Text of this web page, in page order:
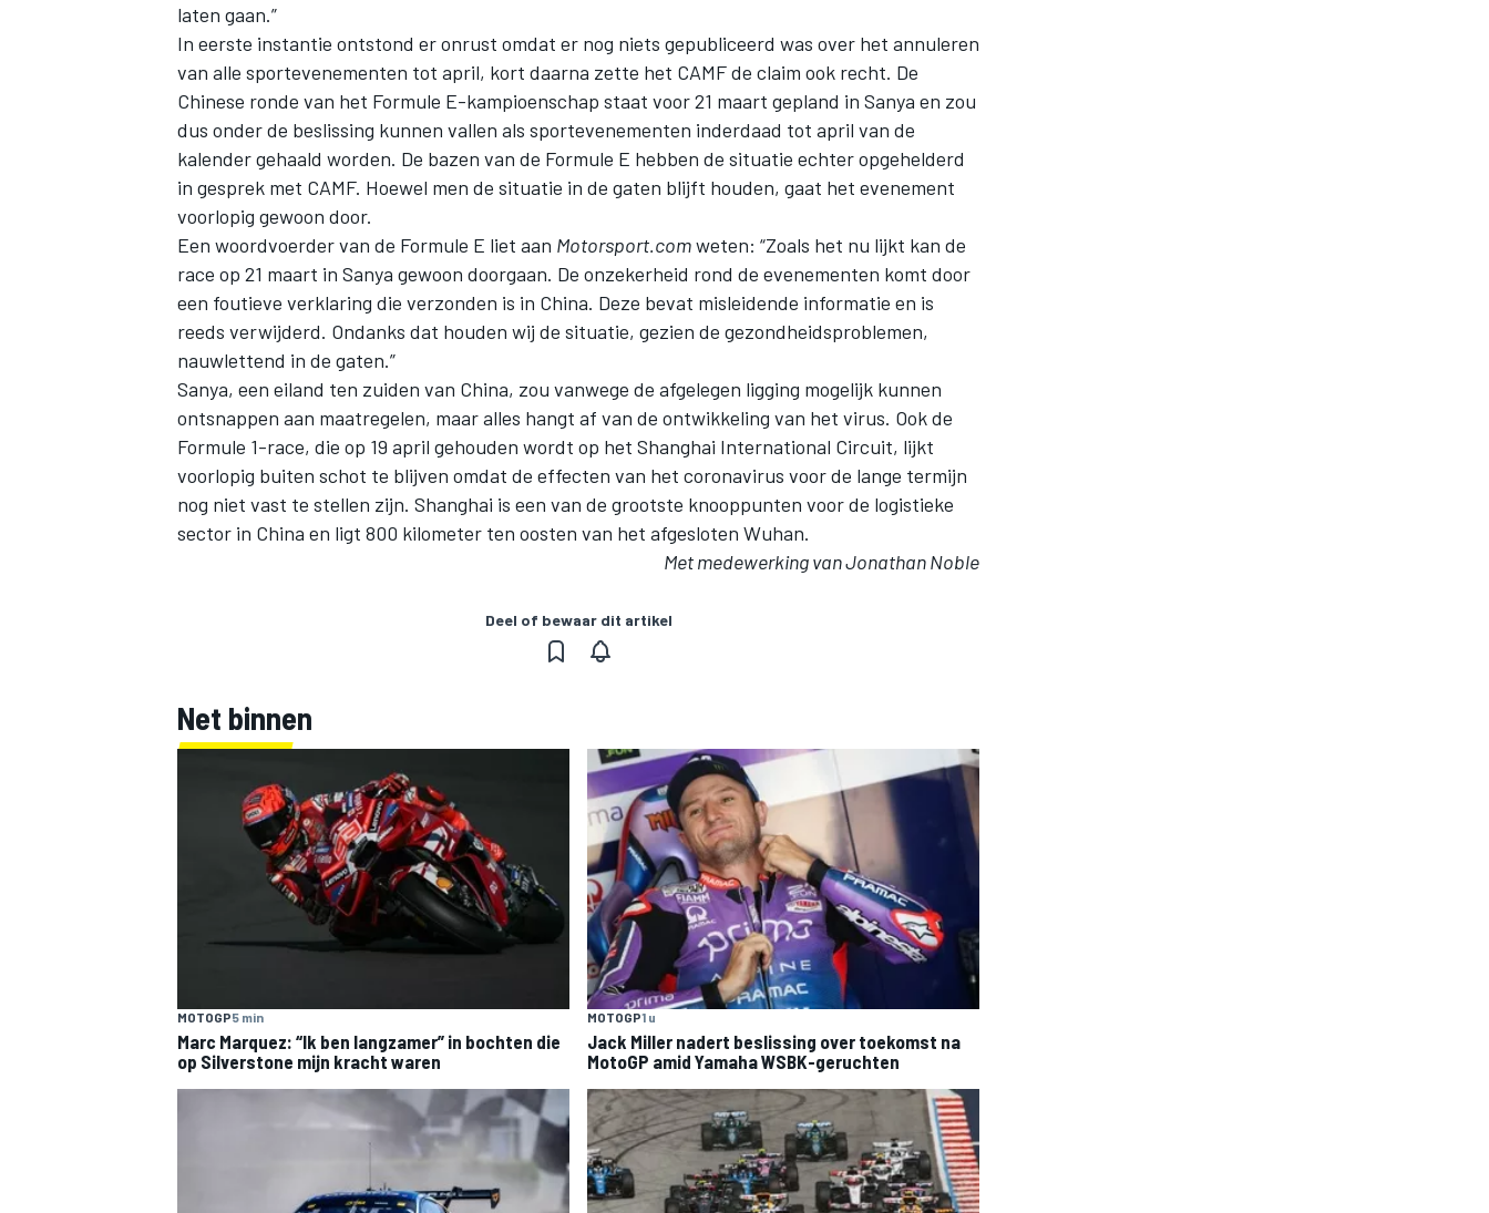
laten gaan.”
In eerste instantie ontstond er onrust omdat er nog niets gepubliceerd was over het annuleren
van alle sportevenementen tot april, kort daarna zette het CAMF de claim ook recht. De
Chinese ronde van het Formule E-kampioenschap staat voor 21 maart gepland in Sanya en zou
dus onder de beslissing kunnen vallen als sportevenementen inderdaad tot april van de
kalender gehaald worden. De bazen van de Formule E hebben de situatie echter opgehelderd
in gesprek met CAMF. Hoewel men de situatie in de gaten blijft houden, gaat het evenement
voorlopig gewoon door.
Een woordvoerder van de Formule E liet aan Motorsport.comweten: “Zoals het nu lijkt kan de
race op 21 maart in Sanya gewoon doorgaan. De onzekerheid rond de evenementen komt door
een foutieve verklaring die verzonden is in China. Deze bevat misleidende informatie en is
reeds verwijderd. Ondanks dat houden wij de situatie, gezien de gezondheidsproblemen,
nauwlettend in de gaten.”
Sanya, een eiland ten zuiden van China, zou vanwege de afgelegen ligging mogelijk kunnen
ontsnappen aan maatregelen, maar alles hangt af van de ontwikkeling van het virus. Ook de
Formule 1-race, die op 19 april gehouden wordt op het Shanghai International Circuit, lijkt
voorlopig buiten schot te blijven omdat de effecten van het coronavirus voor de lange termijn
nog niet vast te stellen zijn. Shanghai is een van de grootste knooppunten voor de logistieke
sector in China en ligt 800 kilometer ten oosten van het afgesloten Wuhan.
Met medewerking van Jonathan Noble
Deel of bewaar dit artikel
Net binnen
MOTOGP5 min
Marc Marquez: “Ik ben langzamer” in bochten die
op Silverstone mijn kracht waren
MOTOGP1 u
Jack Miller nadert beslissing over toekomst na
MotoGP amid Yamaha WSBK-geruchten